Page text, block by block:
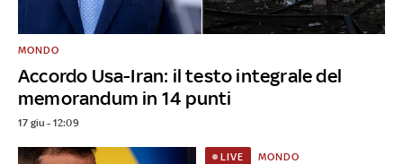
Accordo Usa-Iran: il testo integrale del
memorandum in 14 punti
MONDO
17 giu - 12:09
LIVE MONDO